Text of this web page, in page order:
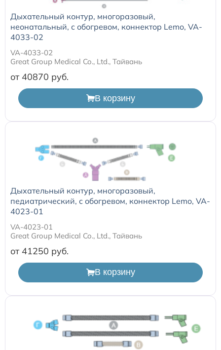
Дыхательный контур, многоразовый,
неонатальный, с обогревом, коннектор Lemo, VA-
4033-02
VA-4033-02
Great Group Medical Co., Ltd., Тайвань
от 40870
В корзину
Дыхательный контур, многоразовый,
педиатрический, с обогревом, коннектор Lemo, VA-
4023-01
VA-4023-01
Great Group Medical Co., Ltd., Тайвань
от 41250
В корзину
Аспирационные катетеры